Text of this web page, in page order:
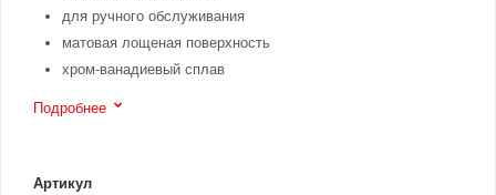
для ручного обслуживания
матовая лощеная поверхность
хром-ванадиевый сплав
Подробнее
Артикул